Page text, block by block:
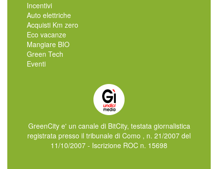
Incentivi
Auto elettriche
Acquisti Km zero
Eco vacanze
Mangiare BIO
Green Tech
Eventi
GreenCity e' un canale di BitCity, testata giornalistica
registrata presso il tribunale di Como , n. 21/2007 del
11/10/2007 - Iscrizione ROC n. 15698